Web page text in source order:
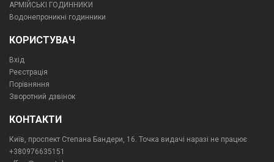
АРМІЙСЬКІ ГОДИННИКИ
Водонепроникні годинники
КОРИСТУВАЧ
Вхід
Реєстрація
Порівняння
Зворотний дзвінок
КОНТАКТИ
Київ, проспект Степана Бандери, 16. Точка видачі наразі не працює
+380976635151